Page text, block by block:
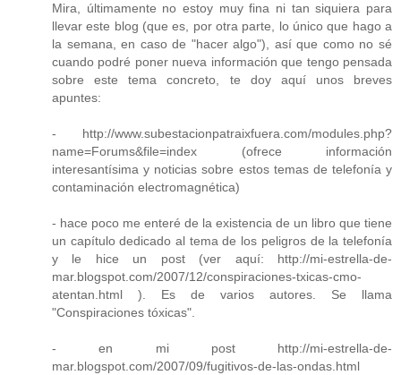
Mira, últimamente no estoy muy fina ni tan siquiera para
llevar este blog (que es, por otra parte, lo único que hago a
la semana, en caso de "hacer algo"), así que como no sé
cuando podré poner nueva información que tengo pensada
sobre este tema concreto, te doy aquí unos breves
apuntes:
- http://www.subestacionpatraixfuera.com/modules.php?
name=Forums&file=index (ofrece información
interesantísima y noticias sobre estos temas de telefonía y
contaminación electromagnética)
- hace poco me enteré de la existencia de un libro que tiene
un capítulo dedicado al tema de los peligros de la telefonía
y le hice un post (ver aquí: http://mi-estrella-de-
mar.blogspot.com/2007/12/conspiraciones-txicas-cmo-
atentan.html ). Es de varios autores. Se llama
"Conspiraciones tóxicas".
- en mi post http://mi-estrella-de-
mar.blogspot.com/2007/09/fugitivos-de-las-ondas.html